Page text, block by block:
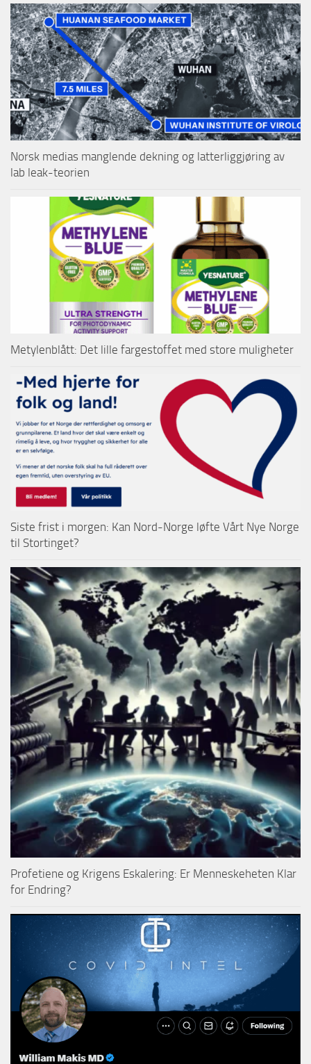
Norsk medias manglende dekning og latterliggjøring av
lab leak-teorien
Metylenblått: Det lille fargestoffet med store muligheter
Siste frist i morgen: Kan Nord-Norge løfte Vårt Nye Norge
til Stortinget?
Profetiene og Krigens Eskalering: Er Menneskeheten Klar
for Endring?